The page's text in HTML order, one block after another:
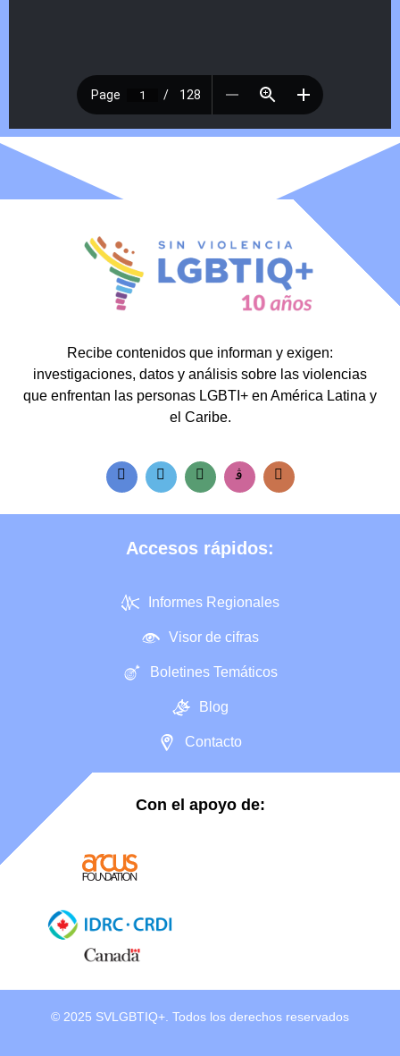
Recibe contenidos que informan y exigen:
investigaciones, datos y análisis sobre las violencias
que enfrentan las personas LGBTI+ en América Latina y
el Caribe.
Accesos rápidos:
Informes Regionales
Visor de cifras
Boletines Temáticos
Blog
Contacto
Con el apoyo de:
© 2025 SVLGBTIQ+. Todos los derechos reservados